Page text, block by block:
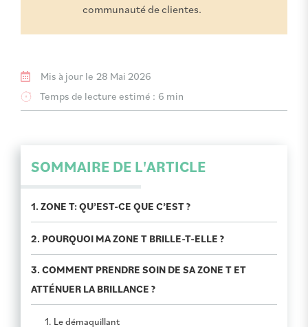
communauté de clientes.
Mis à jour le 28 Mai 2026
Temps de lecture estimé : 6 min
SOMMAIRE DE L'ARTICLE
1. ZONE T: QU’EST-CE QUE C’EST ?
2. POURQUOI MA ZONE T BRILLE-T-ELLE ?
3. COMMENT PRENDRE SOIN DE SA ZONE T ET
ATTÉNUER LA BRILLANCE ?
1. Le démaquillant